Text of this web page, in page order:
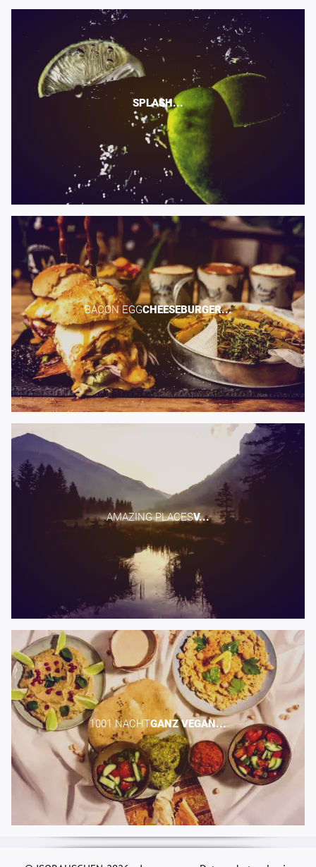
SPLASH...
BACON EGG​CHEESEBURGER...
AMAZING PLACES​V...
1001 NACHT​GANZ VEGAN...